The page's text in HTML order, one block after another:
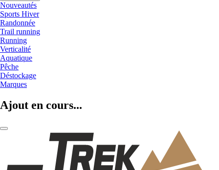
Nouveautés
Sports Hiver
Randonnée
Trail running
Running
Verticalité
Aquatique
Pêche
Déstockage
Marques
Ajout en cours...